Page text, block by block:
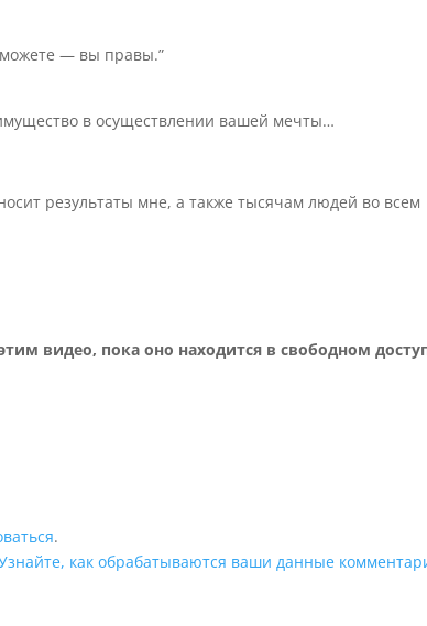
— вы правы.”
в осуществлении вашей мечты…
результаты мне, а также тысячам людей во всем
видео, пока оно находится в свободном
.
как обрабатываются ваши данные